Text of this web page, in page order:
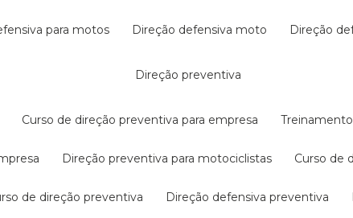
para motos direção defensiva moto direção
direção preventiva
curso de direção preventiva para empresa
direção preventiva para motociclistas curso de
de direção preventiva direção defensiva preventiva